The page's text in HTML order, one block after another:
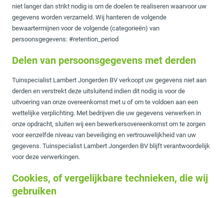
niet langer dan strikt nodig is om de doelen te realiseren waarvoor uw
gegevens worden verzameld. Wij hanteren de volgende
bewaartermijnen voor de volgende (categorieën) van
persoonsgegevens: #retention_period
Delen van persoonsgegevens met derden
Tuinspecialist Lambert Jongerden BV verkoopt uw gegevens niet aan
derden en verstrekt deze uitsluitend indien dit nodig is voor de
uitvoering van onze overeenkomst met u of om te voldoen aan een
wettelijke verplichting. Met bedrijven die uw gegevens verwerken in
onze opdracht, sluiten wij een bewerkersovereenkomst om te zorgen
voor eenzelfde niveau van beveiliging en vertrouwelijkheid van uw
gegevens. Tuinspecialist Lambert Jongerden BV blijft verantwoordelijk
voor deze verwerkingen.
Cookies, of vergelijkbare technieken, die wij
gebruiken